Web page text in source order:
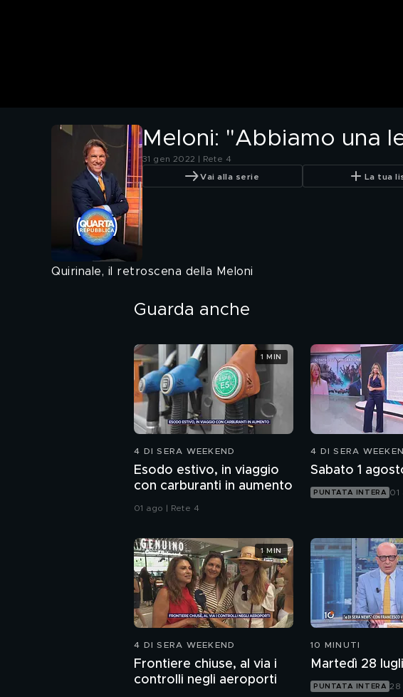
Meloni: "Abbiamo una
31 gen 2022 | Rete 4
Vai alla serie La tua
Quirinale, il retroscena della Meloni
Guarda anche
4 DI SERA WEEKEND
Esodo estivo, in viaggio
con carburanti in aumento
01 ago | Rete 4
1 MIN
4 DI SERA
Sabato 1
PUNTATA INTERA 01
4 DI SERA WEEKEND
Frontiere chiuse, al via i
controlli negli aeroporti
1 MIN
10 MINUTI
Martedì 28
PUNTATA INTERA 28